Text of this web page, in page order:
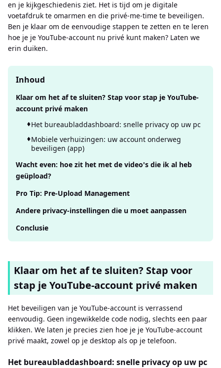
en je kijkgeschiedenis ziet. Het is tijd om je digitale
voetafdruk te omarmen en die privé-me-time te beveiligen.
Ben je klaar om de eenvoudige stappen te zetten en te leren
hoe je je YouTube-account nu privé kunt maken? Laten we
erin duiken.
Inhoud
Klaar om het af te sluiten? Stap voor stap je YouTube-
account privé maken
Het bureaubladdashboard: snelle privacy op uw pc
Mobiele verhuizingen: uw account onderweg
beveiligen (app)
Wacht even: hoe zit het met de video's die ik al heb
geüpload?
Pro Tip: Pre-Upload Management
Andere privacy-instellingen die u moet aanpassen
Conclusie
Klaar om het af te sluiten? Stap voor
stap je YouTube-account privé maken
Het beveiligen van je YouTube-account is verrassend
eenvoudig. Geen ingewikkelde code nodig, slechts een paar
klikken. We laten je precies zien hoe je je YouTube-account
privé maakt, zowel op je desktop als op je telefoon.
Het bureaubladdashboard: snelle privacy op uw pc